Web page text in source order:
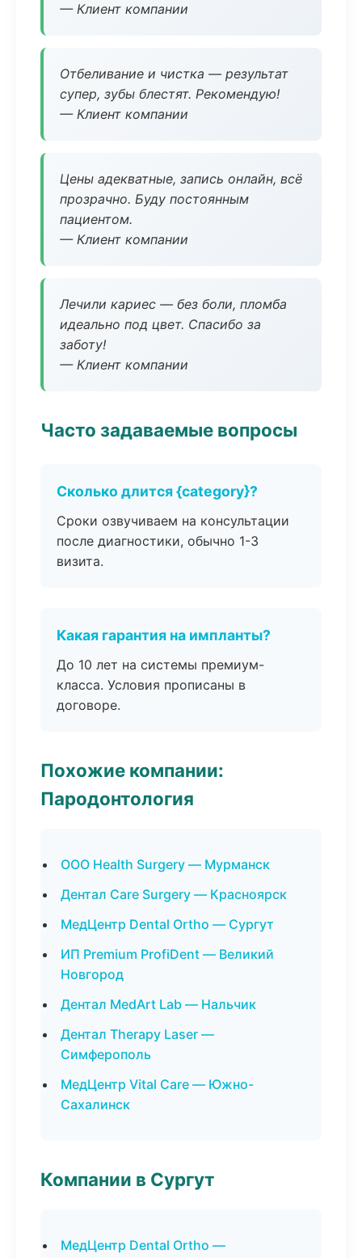
— Клиент компании
Отбеливание и чистка — результат
супер, зубы блестят. Рекомендую!
— Клиент компании
Цены адекватные, запись онлайн, всё
прозрачно. Буду постоянным
пациентом.
— Клиент компании
Лечили кариес — без боли, пломба
идеально под цвет. Спасибо за
заботу!
— Клиент компании
Часто задаваемые вопросы
Сколько длится {category}?
Сроки озвучиваем на консультации
после диагностики, обычно 1-3
визита.
Какая гарантия на импланты?
До 10 лет на системы премиум-
класса. Условия прописаны в
договоре.
Похожие компании:
Пародонтология
ООО Health Surgery — Мурманск
Дентал Care Surgery — Красноярск
МедЦентр Dental Ortho — Сургут
ИП Premium ProfiDent — Великий
Новгород
Дентал MedArt Lab — Нальчик
Дентал Therapy Laser —
Симферополь
МедЦентр Vital Care — Южно-
Сахалинск
Компании в Сургут
МедЦентр Dental Ortho —